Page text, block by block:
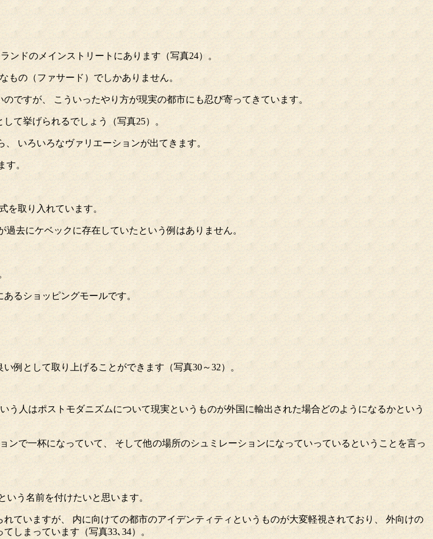
ドのメインストリートにあります（写真24）。
もの（ファサード）でしかありません。
ですが、 こういったやり方が現実の都市にも忍び寄ってきています。
て挙げられるでしょう（写真25）。
いろいろなヴァリエーションが出てきます。
。
取り入れています。
去にケベックに存在していたという例はありません。
るショッピングモールです。
例として取り上げることができます（写真30～32）。
う人はポストモダニズムについて現実というものが外国に輸出された場合どのようになるかという
で一杯になっていて、 そして他の場所のシュミレーションになっていっているということを言っ
う名前を付けたいと思います。
ていますが、 内に向けての都市のアイデンティティというものが大変軽視されており、 外向けの
しまっています（写真33､34）。